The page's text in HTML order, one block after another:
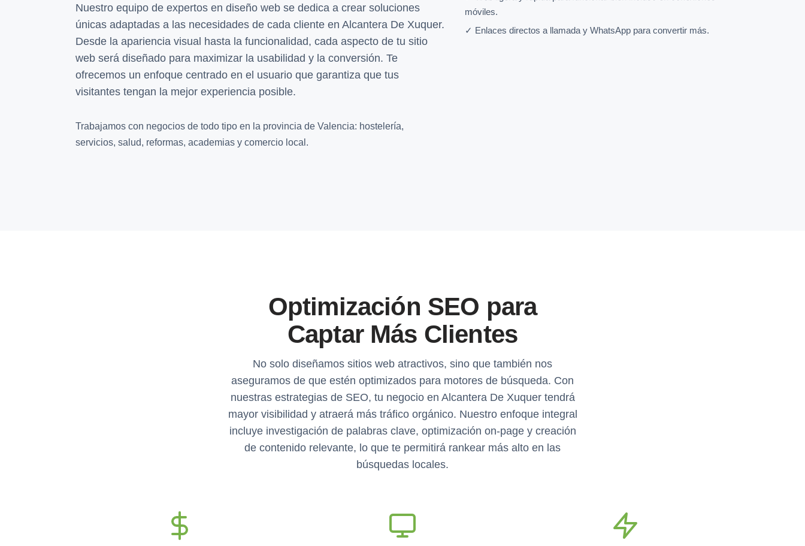
Nuestro equipo de expertos en diseño web se dedica a crear soluciones
únicas adaptadas a las necesidades de cada cliente en Alcantera De Xuquer.
Desde la apariencia visual hasta la funcionalidad, cada aspecto de tu sitio
web será diseñado para maximizar la usabilidad y la conversión. Te
ofrecemos un enfoque centrado en el usuario que garantiza que tus
visitantes tengan la mejor experiencia posible.
Trabajamos con negocios de todo tipo en la provincia de Valencia: hostelería,
servicios, salud, reformas, academias y comercio local.
móviles.
✓ Enlaces directos a llamada y WhatsApp para convertir más.
Optimización SEO para
Captar Más Clientes
No solo diseñamos sitios web atractivos, sino que también nos
aseguramos de que estén optimizados para motores de búsqueda. Con
nuestras estrategias de SEO, tu negocio en Alcantera De Xuquer tendrá
mayor visibilidad y atraerá más tráfico orgánico. Nuestro enfoque integral
incluye investigación de palabras clave, optimización on-page y creación
de contenido relevante, lo que te permitirá rankear más alto en las
búsquedas locales.